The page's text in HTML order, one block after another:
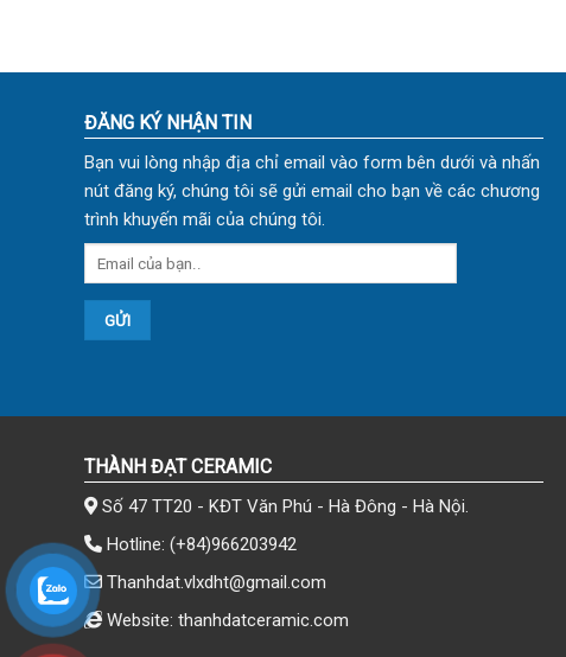
ĐĂNG KÝ NHẬN TIN
Bạn vui lòng nhập địa chỉ email vào form bên dưới và nhấn
nút đăng ký, chúng tôi sẽ gửi email cho bạn về các chương
trình khuyến mãi của chúng tôi.
THÀNH ĐẠT CERAMIC
Số 47 TT20 - KĐT Văn Phú - Hà Đông - Hà Nội.
Hotline: (+84)966203942
Thanhdat.vlxdht@gmail.com
Website: thanhdatceramic.com